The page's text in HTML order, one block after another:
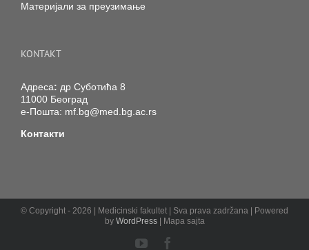
Материјали за преузимање
KONTAKT
Адреса: др Суботића 8
11000 Београд
е-Пошта: mf.bg@med.bg.ac.rs
Контакти
© Copyright - 2026 | Medicinski fakultet | Sva prava zadržana | Powered
by WordPress| Mapa sajta
YouTube